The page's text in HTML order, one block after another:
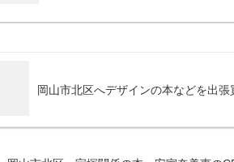
岡山市北区へデザインの本などを出張